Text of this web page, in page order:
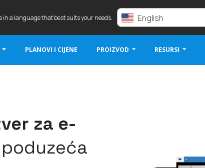
in a language that best suits your needs. English
PLANOVI I CIJENE PROIZVOD RESURSI
za e-